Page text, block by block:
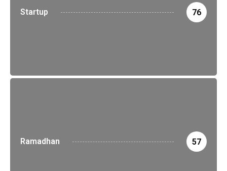
Startup 76
Ramadhan 57